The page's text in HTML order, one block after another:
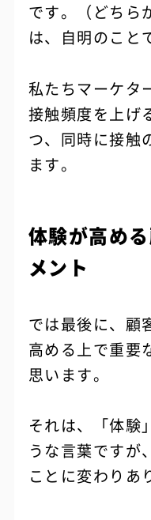
です。（どちら
は、自明のこと
私たちマーケタ
接触頻度を上げ
つ、同時に接触
ます。
体験が高め
メント
では最後に、顧
高める上で重要
思います。
それは、「体験
うな言葉ですが
ことに変わりあ